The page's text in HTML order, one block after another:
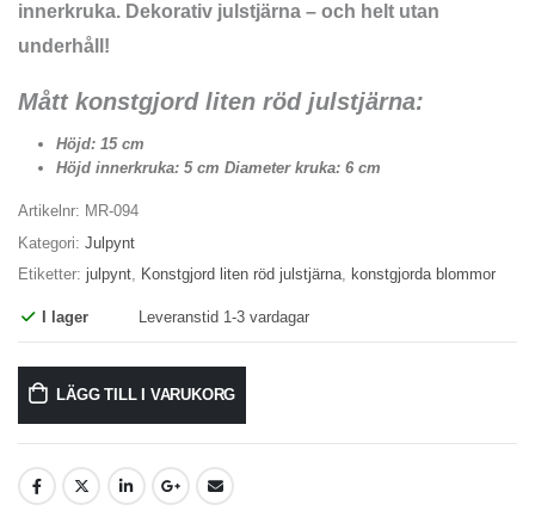
innerkruka. Dekorativ julstjärna – och helt utan
underhåll!
Mått konstgjord liten röd julstjärna:
Höjd: 15 cm
Höjd innerkruka: 5 cm Diameter kruka: 6 cm
Artikelnr: MR-094
Kategori: Julpynt
Etiketter: julpynt, Konstgjord liten röd julstjärna, konstgjorda blommor
I lager Leveranstid 1-3 vardagar
LÄGG TILL I VARUKORG